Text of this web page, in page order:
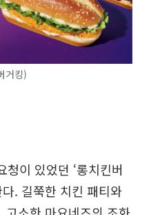
거킹)
이 있었던 ‘롱치킨버
. 길쭉한 치킨 패티와